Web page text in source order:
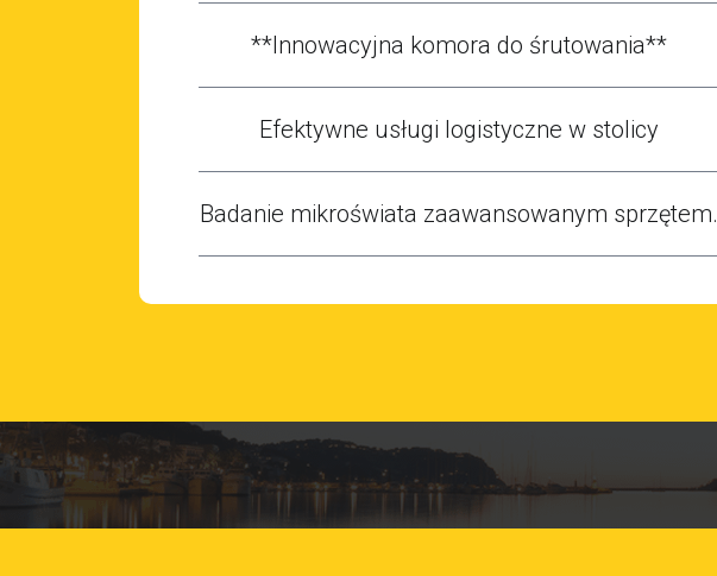
**Innowacyjna komora do śrutowania**
Efektywne usługi logistyczne w stolicy
Badanie mikroświata zaawansowanym sprzętem.